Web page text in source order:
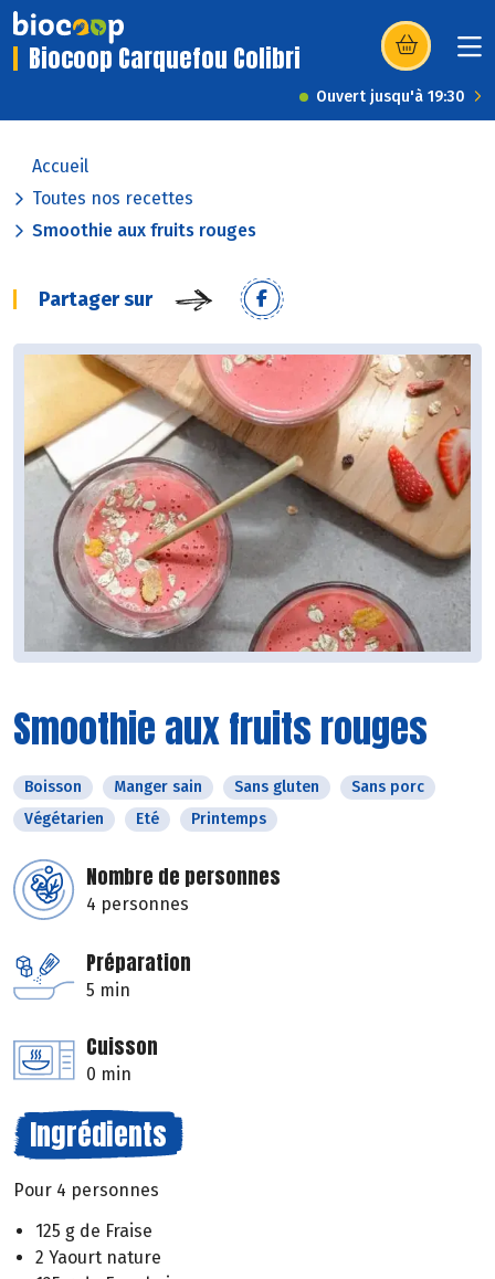
Biocoop Carquefou Colibri (s’ouvre dans
Ouvert jusqu'à 19:30
Accueil
Toutes nos recettes
Smoothie aux fruits rouges
Partager sur
Smoothie aux fruits rouges
Boisson Manger sain Sans gluten
Sans porc
Végétarien
Eté Printemps
Nombre de personnes
4 personnes
Préparation
5 min
Cuisson
0 min
Ingrédients
Pour 4 personnes
125 g de Fraise
2 Yaourt nature